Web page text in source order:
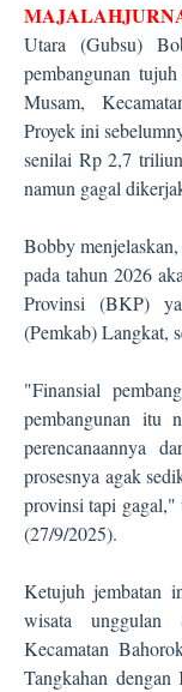
Utara (Gubsu)
pembangunan
Musam,
Proyek ini
senilai Rp 2,7
namun gagal
Bobby
pada tahun 2026
Provinsi (BKP)
(Pemkab) Langkat,
"Finansial
pembangunan itu
perencanaannya
prosesnya agak
provinsi tapi
(27/9/2025).
Ketujuh jembatan
wisata
Kecamatan
Tangkahan